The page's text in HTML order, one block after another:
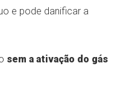
e pode danificar a
sem a ativação do gás